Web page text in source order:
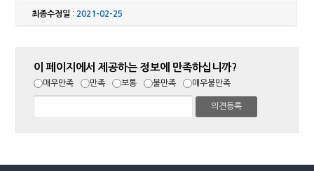
최종수정일 : 2021-02-25
이 페이지에서 제공하는 정보에 만족하십니까?
매우만족 만족 보통 불만족 매우불만족